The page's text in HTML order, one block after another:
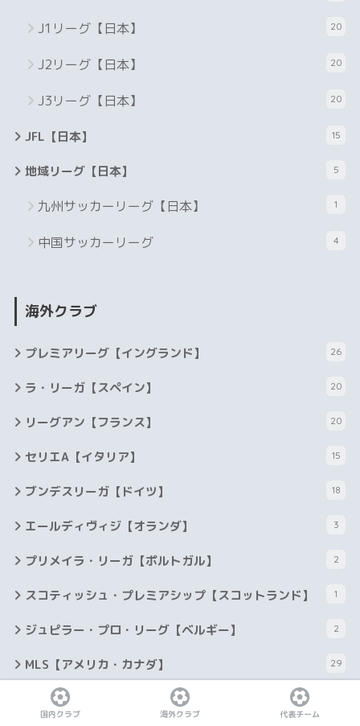
J1リーグ【日本】 20
J2リーグ【日本】 20
J3リーグ【日本】 20
JFL【日本】 15
地域リーグ【日本】 5
九州サッカーリーグ【日本】 1
中国サッカーリーグ 4
海外クラブ
プレミアリーグ【イングランド】 26
ラ・リーガ【スペイン】 20
リーグアン【フランス】 20
セリエA【イタリア】 15
ブンデスリーガ【ドイツ】 18
エールディヴィジ【オランダ】 3
プリメイラ・リーガ【ポルトガル】 2
スコティッシュ・プレミアシップ【スコットランド】 1
ジュピラー・プロ・リーグ【ベルギー】 2
MLS【アメリカ・カナダ】 29
イースタン・カンファレンス
国内クラブ 海外クラブ 代表チーム